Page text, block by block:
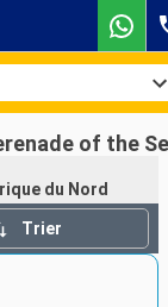
of the
du Nord
Trier